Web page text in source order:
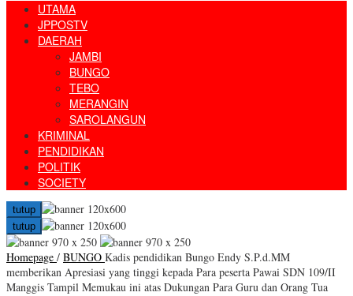
UTAMA
JPPOSTV
DAERAH
JAMBI
BUNGO
TEBO
MERANGIN
SAROLANGUN
KRIMINAL
PENDIDIKAN
POLITIK
SOCIETY
tutup
tutup
Homepage / BUNGO Kadis pendidikan Bungo Endy S.P.d.MM
memberikan Apresiasi yang tinggi kepada Para peserta Pawai SDN 109/II
Manggis Tampil Memukau ini atas Dukungan Para Guru dan Orang Tua